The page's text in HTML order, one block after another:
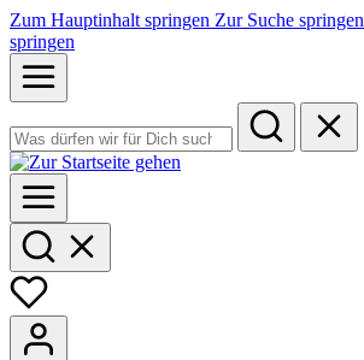
Zum Hauptinhalt springen Zur Suche springen
springen